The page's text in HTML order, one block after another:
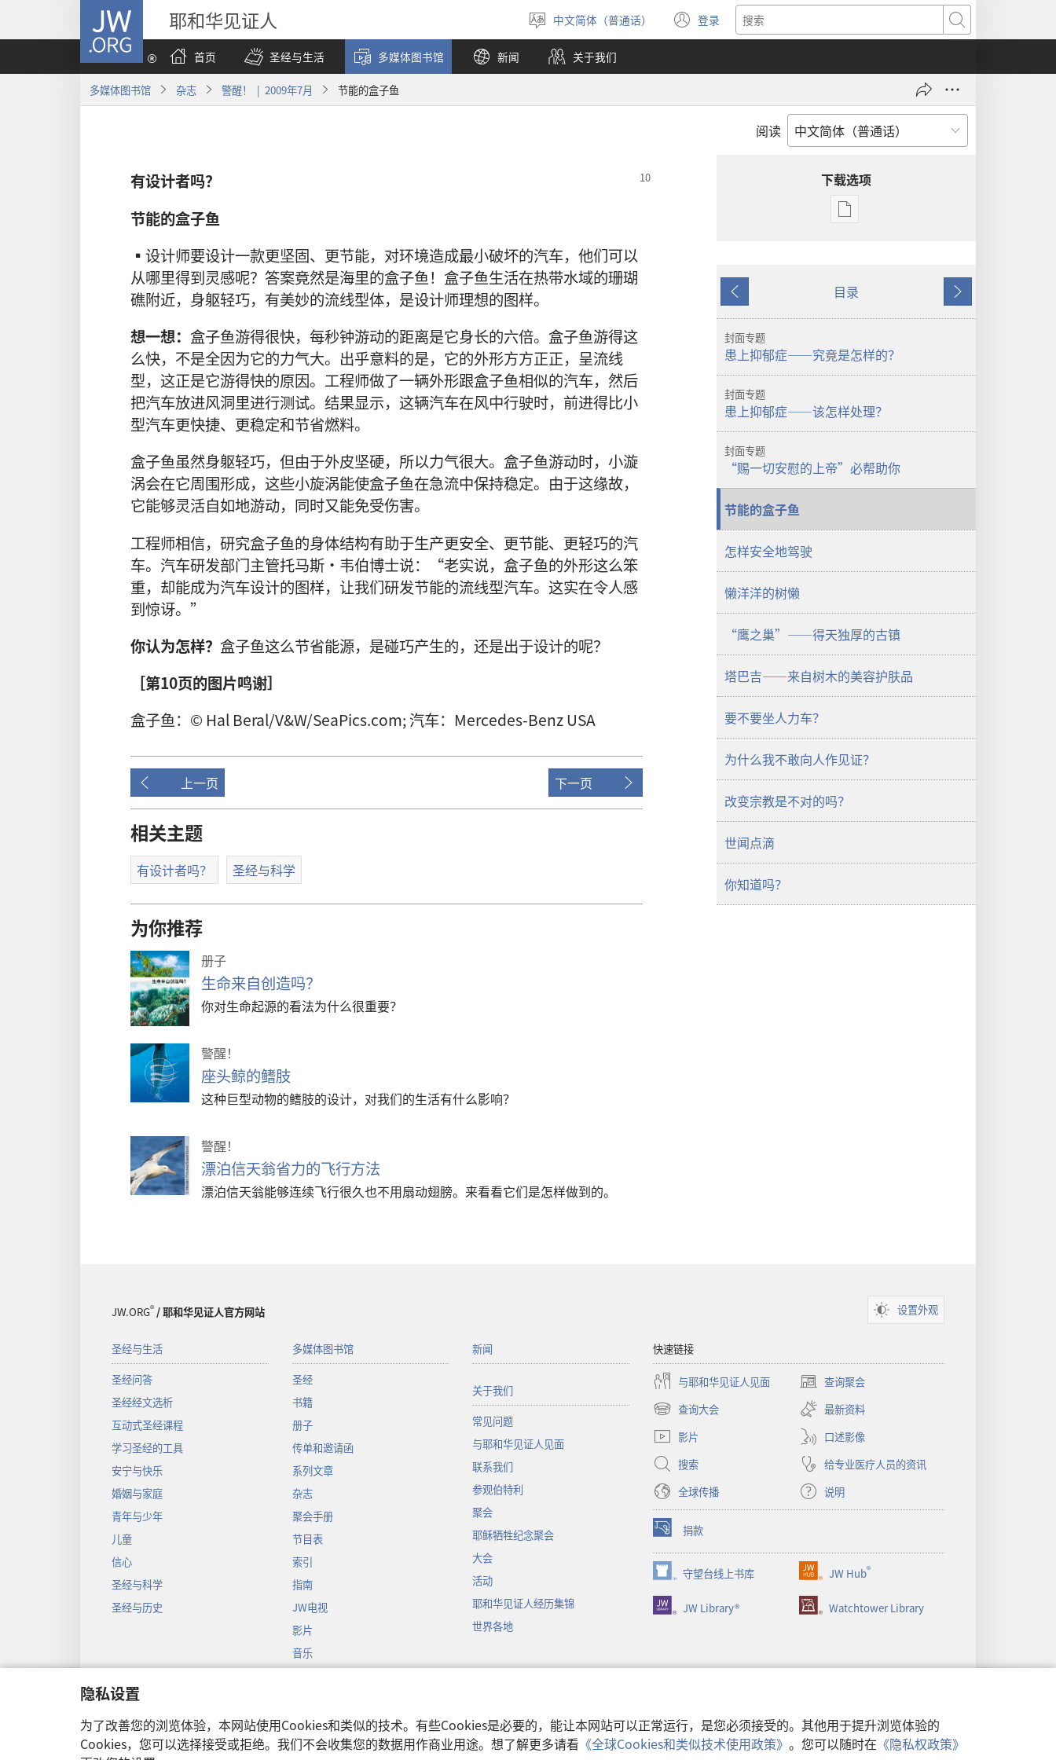
隐私设置
为了改善您的浏览体验，本网站使用Cookies和类似的技术。有些Cookies是必要的，能让本网站可以正常运行，是您必须接受的。其他用于提升浏览体验的
Cookies，您可以选择接受或拒绝。我们不会收集您的数据用作商业用途。想了解更多请看 《全球Cookies和类似技术使用政策》 。您可以随时在 《隐私权政策》
JW.ORG 耶和华见证人
选
择
语
言
中文简体（普通话） 登录
（打
开
窗
搜
索
首页
圣经与生活 多媒体图书馆 新闻 关于我们
多媒体图书馆 杂志 警醒！ | 2009年7月 节能的盒子鱼
阅读
有设计者吗？
节能的盒子鱼
▪设计师要设计一款更坚固、更节能，对环境造成最小破坏的汽车，他们可以
从哪里得到灵感呢？答案竟然是海里的盒子鱼！盒子鱼生活在热带水域的珊瑚
礁附近，身躯轻巧，有美妙的流线型体，是设计师理想的图样。
想一想： 盒子鱼游得很快，每秒钟游动的距离是它身长的六倍。盒子鱼游得这
么快，不是全因为它的力气大。出乎意料的是，它的外形方方正正，呈流线
型，这正是它游得快的原因。工程师做了一辆外形跟盒子鱼相似的汽车，然后
把汽车放进风洞里进行测试。结果显示，这辆汽车在风中行驶时，前进得比小
型汽车更快捷、更稳定和节省燃料。
盒子鱼虽然身躯轻巧，但由于外皮坚硬，所以力气很大。盒子鱼游动时，小漩
涡会在它周围形成，这些小旋涡能使盒子鱼在急流中保持稳定。由于这缘故，
它能够灵活自如地游动，同时又能免受伤害。
工程师相信，研究盒子鱼的身体结构有助于生产更安全、更节能、更轻巧的汽
车。汽车研发部门主管托马斯·韦伯博士说：“老实说，盒子鱼的外形这么笨
重，却能成为汽车设计的图样，让我们研发节能的流线型汽车。这实在令人感
到惊讶。”
你认为怎样？ 盒子鱼这么节省能源，是碰巧产生的，还是出于设计的呢？
［第10页的图片鸣谢］
盒子鱼：© Hal Beral/V&W/SeaPics.com; 汽车：Mercedes-Benz USA
上一页 下一页
相关主题
有设计者吗？ 圣经与科学
为你推荐
册子
生命来自创造吗？
你对生命起源的看法为什么很重要？
警醒！
座头鲸的鳍肢
这种巨型动物的鳍肢的设计，对我们的生活有什么影响？
警醒！
漂泊信天翁省力的飞行方法
漂泊信天翁能够连续飞行很久也不用扇动翅膀。来看看它们是怎样做到的。
下载选项
出
载
警
年
上
一
页
目录
下
一
封面专题
患上抑郁症——究竟是怎样的？
封面专题
患上抑郁症——该怎样处理？
封面专题
“赐一切安慰的上帝”必帮助你
节能的盒子鱼
怎样安全地驾驶
懒洋洋的树懒
“鹰之巢”——得天独厚的古镇
塔巴吉——来自树木的美容护肤品
要不要坐人力车？
为什么我不敢向人作见证？
改变宗教是不对的吗？
世闻点滴
你知道吗？
JW.ORG®/ 耶和华见证人官方网站 设置外观
圣经与生活
圣经问答
圣经经文选析
互动式圣经课程
学习圣经的工具
安宁与快乐
婚姻与家庭
青年与少年
儿童
信心
圣经与科学
圣经与历史
多媒体图书馆
圣经
书籍
册子
传单和邀请函
系列文章
杂志
聚会手册
节目表
索引
指南
JW电视
影片
音乐
新闻
关于我们
常见问题
与耶和华见证人见面
联系我们
参观伯特利
聚会
耶稣牺牲纪念聚会
大会
活动
耶和华见证人经历集锦
世界各地
快速链接
与耶和华见证人见面 查询聚会
（打
开
新
窗
口）
查询大会
（打
开
新
窗
口）
最新资料
影片
口述影像
搜索
给专业医疗人员的资讯
全球传播
说明
捐款
（打
开
新
窗
口）
守望台线上书库
（打
开
新
JW Hub®
（打
开
新
JW Library® Watchtower Library